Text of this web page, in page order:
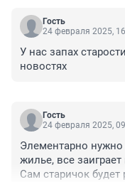
Гость
24 февраля 2025,
У нас запах
новостях
Гость
24 февраля 2025,
Элементарно нужно
жилье, все
Сам старичок